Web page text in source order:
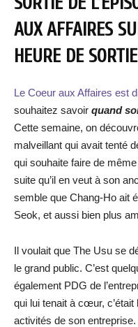
AUX AFFAIRES
HEURE DE
Le Coeur aux Affaires est
souhaitez savoir quand
Cette semaine, on
malveillant qui avait tenté
qui souhaite faire de
suite qu’il en veut à son
semble que Chang-Ho ait
Seok, et aussi bien plus
Il voulait que The Usu se
le grand public. C’est
également PDG de
qui lui tenait à cœur, c’était
activités de son entreprise.